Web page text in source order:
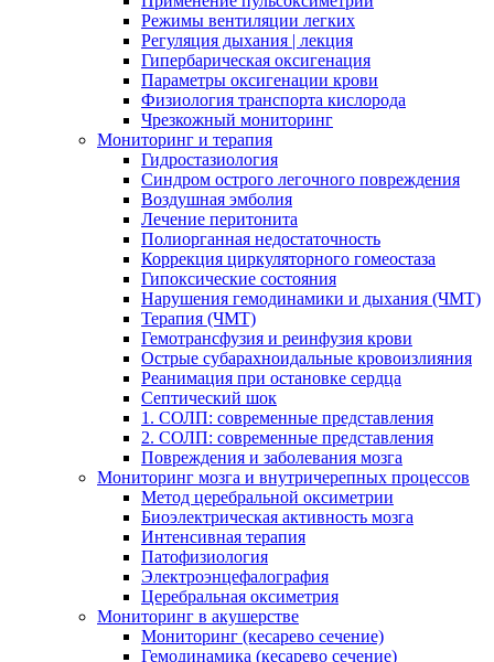
Режимы вентиляции легких
Регуляция дыхания | лекция
Гипербарическая оксигенация
Параметры оксигенации крови
Физиология транспорта кислорода
Чрезкожный мониторинг
Мониторинг и терапия
Гидростазиология
Cиндром острого легочного повреждения
Воздушная эмболия
Лечение перитонита
Полиорганная недостаточность
Коррекция циркуляторного гомеостаза
Гипоксические состояния
Нарушения гемодинамики и дыхания (ЧМТ)
Терапия (ЧМТ)
Гемотрансфузия и реинфузия крови
Острые субарахноидальные кровоизлияния
Реанимация при остановке сердца
Септический шок
1. СОЛП: современные представления
2. СОЛП: современные представления
Повреждения и заболевания мозга
Мониторинг мозга и внутричерепных процессов
Метод церебральной оксиметрии
Биоэлектрическая активность мозга
Интенсивная терапия
Патофизиология
Электроэнцефалография
Церебральная оксиметрия
Мониторинг в акушерстве
Мониторинг (кесарево сечение)
Гемодинамика (кесарево сечение)